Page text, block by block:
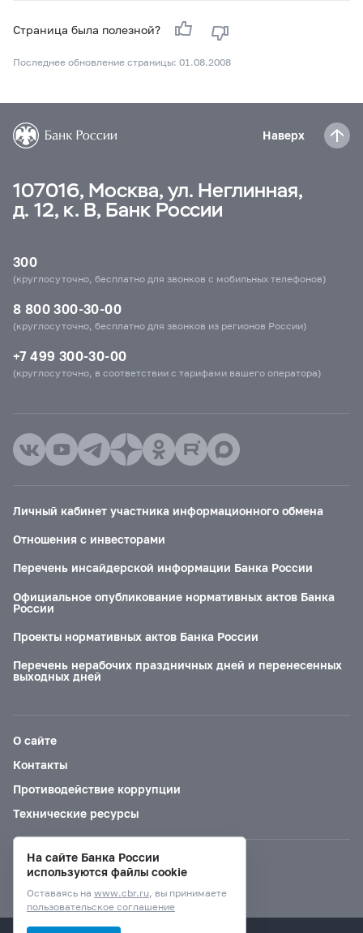
Страница была полезной?
Последнее обновление страницы: 01.08.2008
Наверх
107016, Москва, ул. Неглинная,
д. 12, к. В, Банк России
300
(круглосуточно, бесплатно для звонков с мобильных телефонов)
8 800 300-30-00
(круглосуточно, бесплатно для звонков из регионов России)
+7 499 300-30-00
(круглосуточно, в соответствии с тарифами вашего оператора)
Личный кабинет участника информационного обмена
Отношения с инвесторами
Перечень инсайдерской информации Банка России
Официальное опубликование нормативных актов Банка
России
Проекты нормативных актов Банка России
Перечень нерабочих праздничных дней и перенесенных
выходных дней
О сайте
Контакты
Противодействие коррупции
Технические ресурсы
Версия для слабовидящих
На сайте Банка России
используются файлы cookie
Оставаясь на www.cbr.ru, вы принимаете
пользовательское соглашение